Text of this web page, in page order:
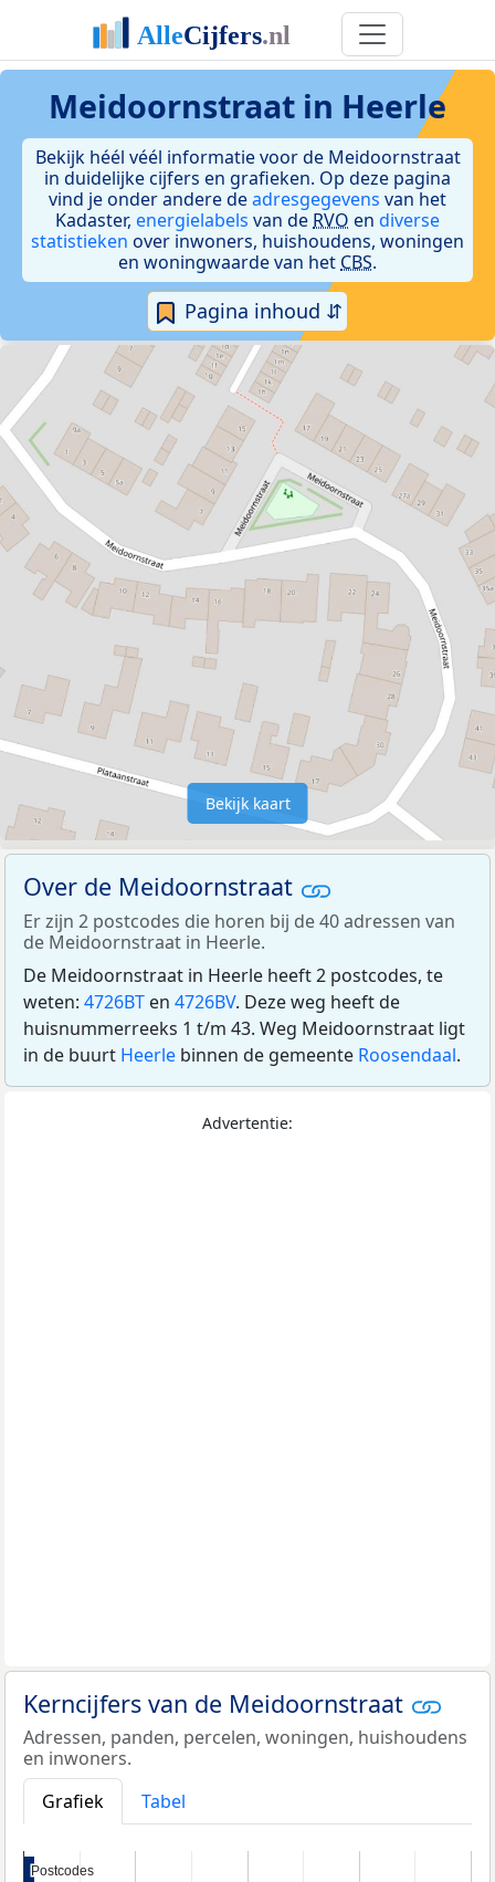
Meidoornstraat in Heerle
Bekijk héél véél informatie voor de Meidoornstraat
in duidelijke cijfers en grafieken. Op deze pagina
vind je onder andere deadresgegevens van het
Kadaster, energielabels van de RVO en diverse
statistieken over inwoners, huishoudens, woningen
en woningwaarde van het CBS.
Pagina inhoud ⇵
Bekijk kaart
Over de Meidoornstraat
Er zijn 2 postcodes die horen bij de 40 adressen van
de Meidoornstraat in Heerle.
De Meidoornstraat in Heerle heeft 2 postcodes, te
weten: 4726BT en 4726BV. Deze weg heeft de
huisnummerreeks 1 t/m 43. Weg Meidoornstraat ligt
in de buurt Heerle binnen de gemeente Roosendaal.
Advertentie:
Kerncijfers van de Meidoornstraat
Adressen, panden, percelen, woningen, huishoudens
en inwoners.
Grafiek
Tabel
Postcodes
Postcodes